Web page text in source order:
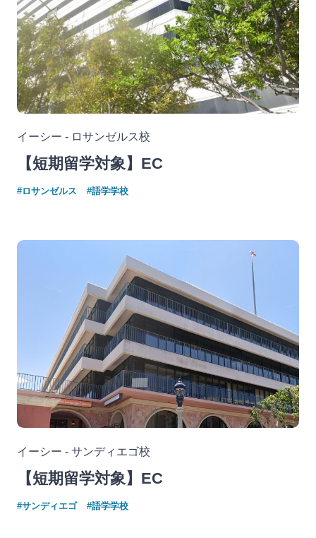
イーシー - ロサンゼルス校
【短期留学対象】EC
#ロサンゼルス #語学学校
イーシー - サンディエゴ校
【短期留学対象】EC
#サンディエゴ #語学学校